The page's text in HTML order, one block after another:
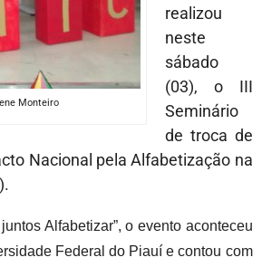
Monteiro
realizou
neste
sábado
(03), o III
Seminário
de troca de
Nacional pela Alfabetização na
Alfabetizar”, o evento aconteceu
Federal do Piauí e contou com